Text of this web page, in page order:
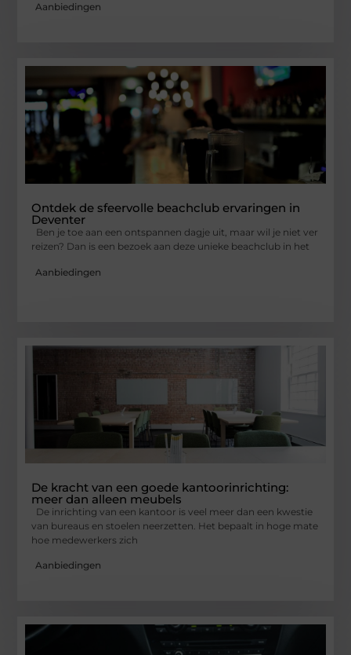
Aanbiedingen
Ontdek de sfeervolle beachclub ervaringen in
Deventer
Ben je toe aan een ontspannen dagje uit, maar wil je niet ver
reizen? Dan is een bezoek aan deze unieke beachclub in het
Aanbiedingen
De kracht van een goede kantoorinrichting:
meer dan alleen meubels
De inrichting van een kantoor is veel meer dan een kwestie
van bureaus en stoelen neerzetten. Het bepaalt in hoge mate
hoe medewerkers zich
Aanbiedingen